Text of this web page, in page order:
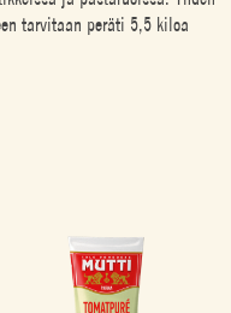
tarvitaan peräti 5,5 kiloa